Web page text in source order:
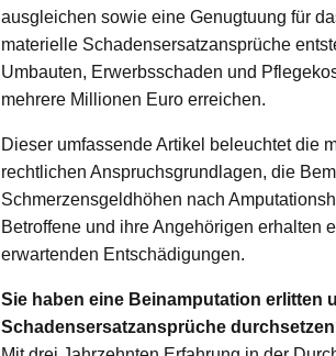
ausgleichen sowie eine Genugtuung für
materielle Schadensersatzansprüche
Umbauten, Erwerbsschaden und
mehrere Millionen Euro erreichen.
Dieser umfassende Artikel beleuchtet die
rechtlichen Anspruchsgrundlagen, die
Schmerzensgeldhöhen nach
Betroffene und ihre Angehörigen erhalten
erwartenden Entschädigungen.
Sie haben eine Beinamputation erlitten
Schadensersatzansprüche